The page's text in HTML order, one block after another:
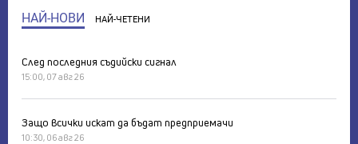
НАЙ-НОВИ НАЙ-ЧЕТЕНИ
След последния съдийски сигнал
15:00, 07 авг 26
Защо всички искат да бъдат предприемачи
10:30, 06 авг 26